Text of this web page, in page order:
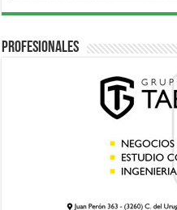
Profesionales